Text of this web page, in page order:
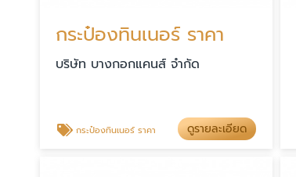
กระป๋องทินเนอร์ ราคา
บริษัท บางกอกแคนส์ จำกัด
กระป๋องทินเนอร์ ราคา ดูรายละเอียด